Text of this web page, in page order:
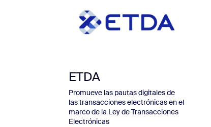
ETDA
Promueve las pautas digitales de
las transacciones electrónicas en el
marco de la Ley de Transacciones
Electrónicas